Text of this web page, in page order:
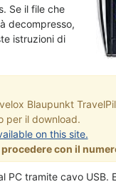
Se il file che
decompresso,
istruzioni di
Blaupunkt
per il download.
on this site.
con il
tramite cavo USB.